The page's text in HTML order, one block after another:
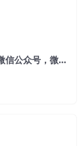
抖音，快手，小红书，B站，微博，微信公众号，微信视频号。每一个平台，都是不一样的机会，对应不一样的赚钱思路